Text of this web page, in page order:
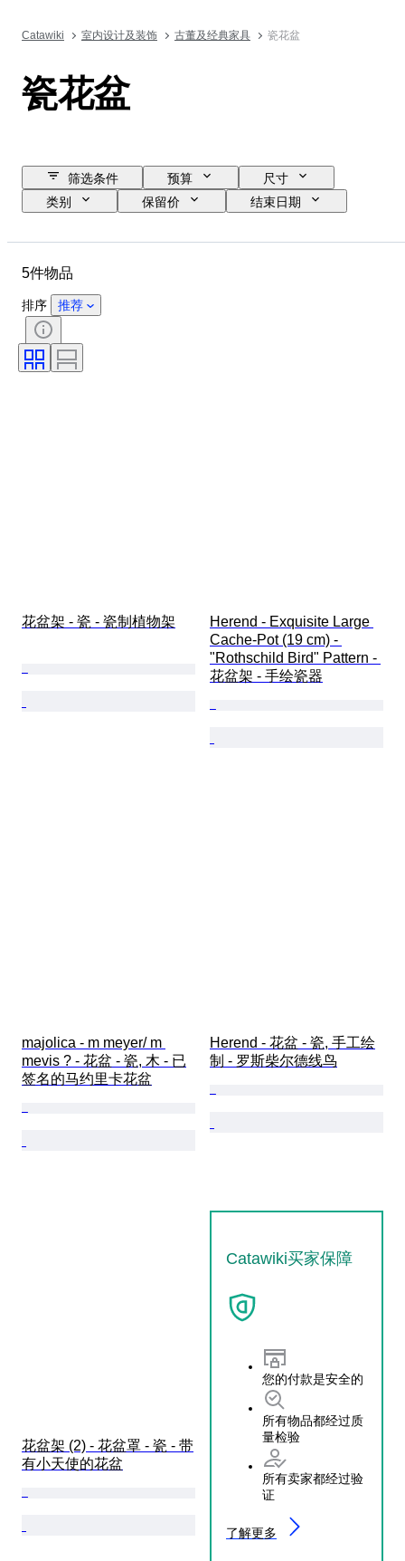
Catawiki 室内设计及装饰 古董及经典家具 瓷花盆
瓷花盆
筛选条件 预算
尺寸
类别
保留价
结束日期
时期
5件物品
排序 推荐
花盆架 - 瓷 - 瓷制植物架
Herend - Exquisite Large
Cache-Pot (19 cm) -
"Rothschild Bird" Pattern -
花盆架 - 手绘瓷器
majolica - m meyer/ m
mevis ? - 花盆 - 瓷, 木 - 已
签名的马约里卡花盆
Herend - 花盆 - 瓷, 手工绘
制 - 罗斯柴尔德线鸟
花盆架 (2) - 花盆罩 - 瓷 - 带
有小天使的花盆
Catawiki买家保障
您的付款是安全的
所有物品都经过质
量检验
所有卖家都经过验
证
了解更多